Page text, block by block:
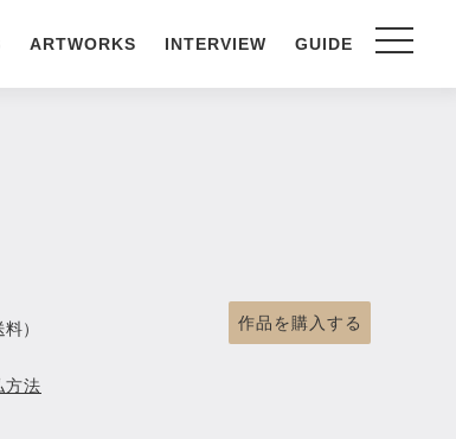
ARTWORKS INTERVIEW GUIDE
料） 作品を購入する
方法